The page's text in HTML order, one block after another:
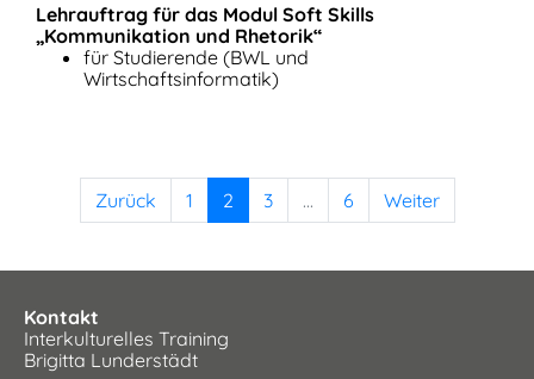
Lehrauftrag für das Modul Soft Skills
„Kommunikation und Rhetorik“
für Studierende (BWL und
Wirtschaftsinformatik)
Zurück 1 2 3 ... 6 Weiter
Kontakt
Interkulturelles Training
Brigitta Lunderstädt